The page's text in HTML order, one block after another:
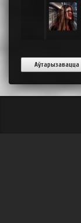
Аўтарызавацца